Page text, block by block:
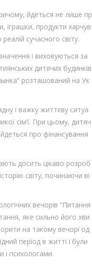
йдеться не лише пр
іграшки, продукти харчув
сучасного світу.
і виховуються за
дитячих будинків
розташований на Ук
і важку життєву ситуа
сім’ї. При цьому, дитяч
про фінансування
досить цікаво розроб
світу, починаючи ві
вечорів “Питання
яке сильно його хви
на такому вечорі од
період в житті і були
і психологами.